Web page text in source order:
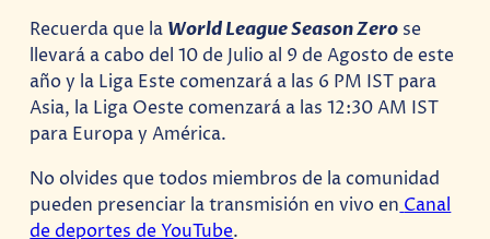
Recuerda que la World League Season Zero se
llevará a cabo del 10 de Julio al 9 de Agosto de este
año y la Liga Este comenzará a las 6 PM IST para
Asia, la Liga Oeste comenzará a las 12:30 AM IST
para Europa y América.
No olvides que todos miembros de la comunidad
pueden presenciar la transmisión en vivo en Canal
de deportes de YouTube.